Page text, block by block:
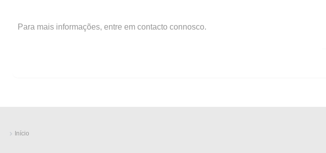
Para mais informações, entre em contacto connosco.
Início